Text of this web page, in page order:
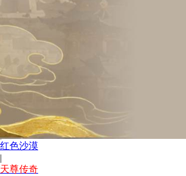
幻兽帕鲁1.0
Ac4黑旗重制版
千年奇谭
哥特王朝re
|
回到1.76烧野猪
|
007初露锋芒
红色沙漠
|
天尊传奇